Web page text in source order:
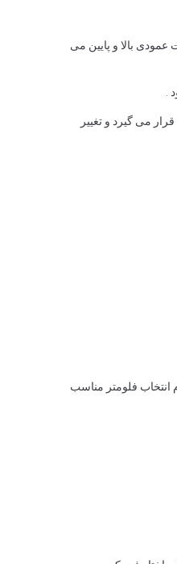
بالا و پایین می
.
می گیرد و تغییر
انتخاب فلومتر مناسب